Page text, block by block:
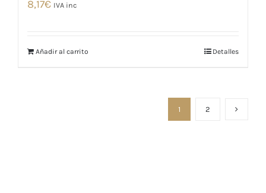
8,17€ IVA inc
Añadir al carrito Detalles
1 2